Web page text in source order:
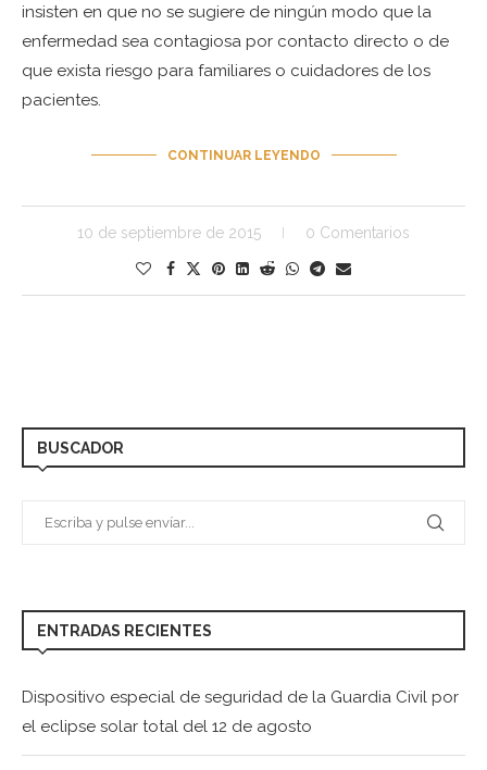
insisten en que no se sugiere de ningún modo que la
enfermedad sea contagiosa por contacto directo o de
que exista riesgo para familiares o cuidadores de los
pacientes.
CONTINUAR LEYENDO
10 de septiembre de 2015 0 Comentarios
BUSCADOR
ENTRADAS RECIENTES
Dispositivo especial de seguridad de la Guardia Civil por
el eclipse solar total del 12 de agosto